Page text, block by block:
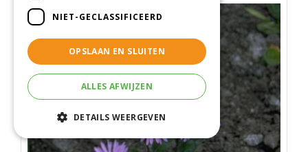
NIET-GECLASSIFICEERD
OPSLAAN EN SLUITEN
ALLES AFWIJZEN
DETAILS WEERGEVEN